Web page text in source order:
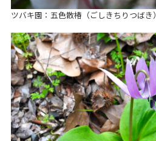
ツバキ園：五色散椿（ごしきちりつばき）